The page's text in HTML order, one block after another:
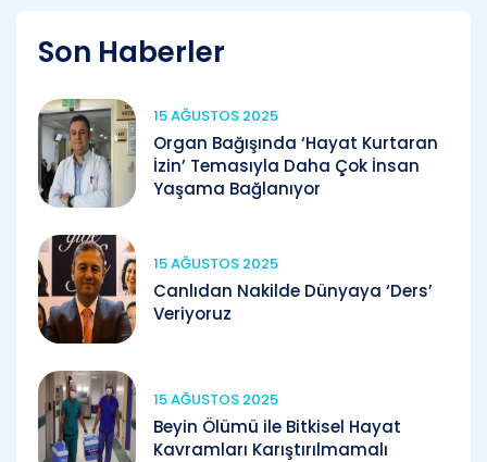
Son Haberler
15 AĞUSTOS 2025
Organ Bağışında ‘Hayat Kurtaran
İzin’ Temasıyla Daha Çok İnsan
Yaşama Bağlanıyor
15 AĞUSTOS 2025
Canlıdan Nakilde Dünyaya ‘Ders’
Veriyoruz
15 AĞUSTOS 2025
Beyin Ölümü ile Bitkisel Hayat
Kavramları Karıştırılmamalı